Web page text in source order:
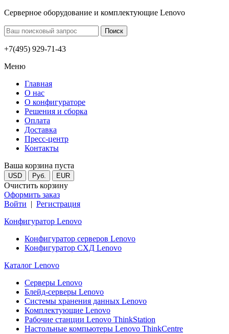
Серверное оборудование и комплектующие Lenovo
+7(495) 929-71-43
Меню
Главная
О нас
О конфигураторе
Решения и сборка
Оплата
Доставка
Пресс-центр
Контакты
Ваша корзина пуста
USD Руб. EUR
Очистить корзину
Оформить заказ
Войти | Регистрация
Конфигуратор Lenovo
Конфигуратор серверов Lenovo
Конфигуратор СХД Lenovo
Каталог Lenovo
Серверы Lenovo
Блейд-серверы Lenovo
Системы хранения данных Lenovo
Комплектующие Lenovo
Рабочие станции Lenovo ThinkStation
Настольные компьютеры Lenovo ThinkCentre